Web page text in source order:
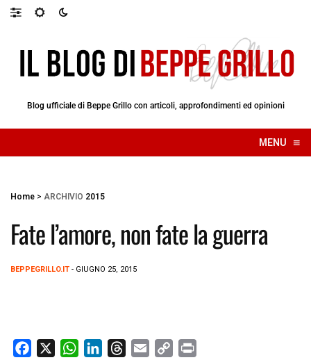
Blog ufficiale di Beppe Grillo con articoli, approfondimenti ed opinioni
MENU ≡
☰
Home > ARCHIVIO 2015
Fate l’amore, non fate la guerra
BEPPEGRILLO.IT - GIUGNO 25, 2015
W